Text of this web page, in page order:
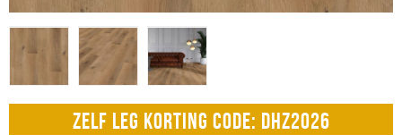
ZELF LEG KORTING CODE: DHZ2026